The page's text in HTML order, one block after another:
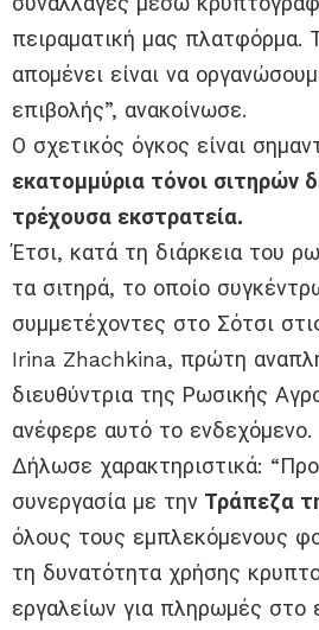
πειραματική μας πλατφόρμα.
απομένει είναι να
επιβολής”, ανακοίνωσε.
Ο σχετικός όγκος είναι
εκατομμύρια τόνοι σιτηρών
τρέχουσα εκστρατεία.
Έτσι, κατά τη διάρκεια του
τα σιτηρά, το οποίο
συμμετέχοντες στο Σότσι
Irina Zhachkina, πρώτη
διευθύντρια της Ρωσικής
ανέφερε αυτό το ενδεχόμενο.
Δήλωσε χαρακτηριστικά:
συνεργασία με την Τράπεζα
όλους τους εμπλεκόμενους
τη δυνατότητα χρήσης
εργαλείων για πληρωμές στο